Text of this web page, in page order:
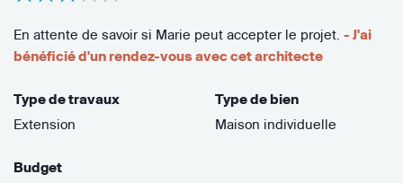
En attente de savoir si Marie peut accepter le projet. - J'ai
bénéficié d'un rendez-vous avec cet architecte
Type de travaux
Extension
Type de bien
Maison individuelle
Budget